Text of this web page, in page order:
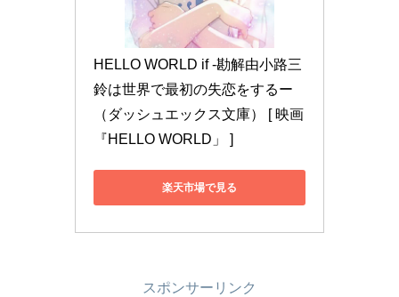
HELLO WORLD if -勘解由小路三
鈴は世界で最初の失恋をするー
（ダッシュエックス文庫） [ 映画
『HELLO WORLD」 ]
楽天市場で見る
スポンサーリンク